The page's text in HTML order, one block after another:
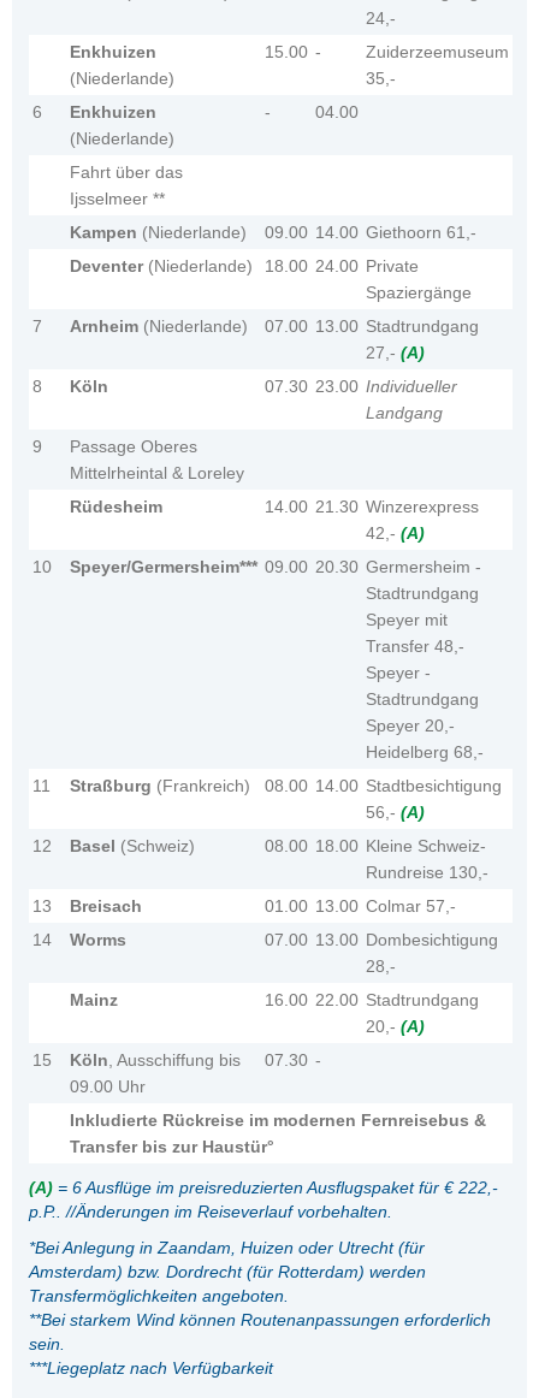
24,-
Enkhuizen
(Niederlande)
15.00 -
Zuiderzeemuseum
35,-
6
Enkhuizen
(Niederlande)
- 04.00
Fahrt über das
Ijsselmeer **
Kampen (Niederlande) 09.00 14.00 Giethoorn 61,-
Deventer(Niederlande) 18.00 24.00 Private
Spaziergänge
7
Arnheim (Niederlande) 07.00 13.00 Stadtrundgang
27,-(A)
8
Köln 07.30 23.00 Individueller
Landgang
9
Passage Oberes
Mittelrheintal & Loreley
Rüdesheim
14.00 21.30 Winzerexpress
42,-(A)
10
Speyer/Germersheim*** 09.00 20.30 Germersheim -
Stadtrundgang
Speyer mit
Transfer 48,-
Speyer -
Stadtrundgang
Speyer 20,-
Heidelberg 68,-
11
Straßburg (Frankreich) 08.00 14.00 Stadtbesichtigung
56,- (A)
12
Basel (Schweiz) 08.00 18.00 Kleine Schweiz-
Rundreise 130,-
13
Breisach 01.00 13.00 Colmar 57,-
14
Worms 07.00 13.00 Dombesichtigung
28,-
Mainz
16.00 22.00 Stadtrundgang
20,-(A)
15
Köln, Ausschiffung bis
09.00 Uhr
07.30 -
Inkludierte Rückreise im modernen Fernreisebus &
Transfer bis zur Haustür°
(A) = 6 Ausflüge im preisreduzierten Ausflugspaket für € 222,-
p.P.. //Änderungen im Reiseverlauf vorbehalten.
*Bei Anlegung in Zaandam, Huizen oder Utrecht (für
Amsterdam) bzw. Dordrecht (für Rotterdam) werden
Transfermöglichkeiten angeboten.
**Bei starkem Wind können Routenanpassungen erforderlich
sein.
***Liegeplatz nach Verfügbarkeit